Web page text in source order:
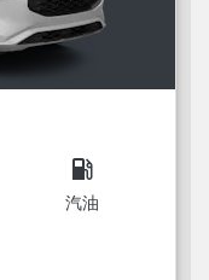
local_gas_station
汽油